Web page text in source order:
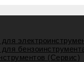
для
(Сервис)